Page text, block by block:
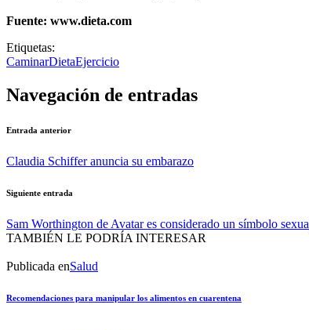
Fuente: www.dieta.com
Etiquetas:
CaminarDietaEjercicio
Navegación de entradas
Entrada anterior
Claudia Schiffer anuncia su embarazo
Siguiente entrada
Sam Worthington de Avatar es considerado un símbolo
TAMBIÉN LE PODRÍA INTERESAR
Publicada enSalud
Recomendaciones para manipular los alimentos en cuarentena